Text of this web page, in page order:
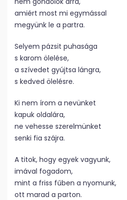
amiért most mi egymással
megyünk le a partra.
Selyem pázsit puhasága
s karom ölelése,
a szívedet gyújtsa lángra,
s kedved ölelésre.
Ki nem írom a nevünket
kapuk oldalára,
ne vehesse szerelmünket
senki fia szájra.
A titok, hogy egyek vagyunk,
imával fogadom,
mint a friss fűben a nyomunk,
ott marad a parton.